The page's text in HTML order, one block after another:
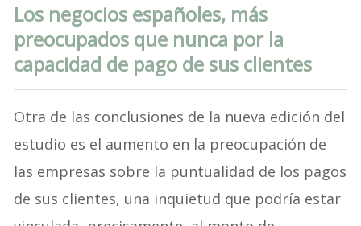
Los negocios españoles, más
preocupados que nunca por la
capacidad de pago de sus clientes
Otra de las conclusiones de la nueva edición del
estudio es el aumento en la preocupación de
las empresas sobre la puntualidad de los pagos
de sus clientes, una inquietud que podría estar